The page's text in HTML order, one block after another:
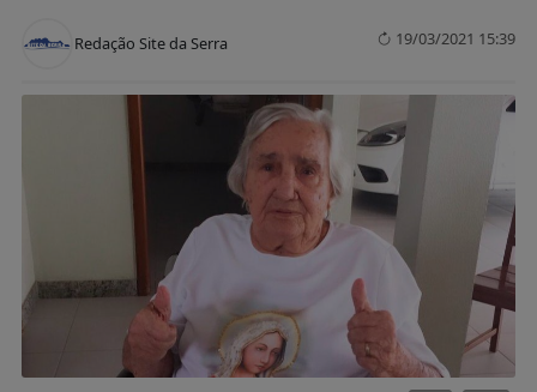
Redação Site da Serra 19/03/2021 15:39